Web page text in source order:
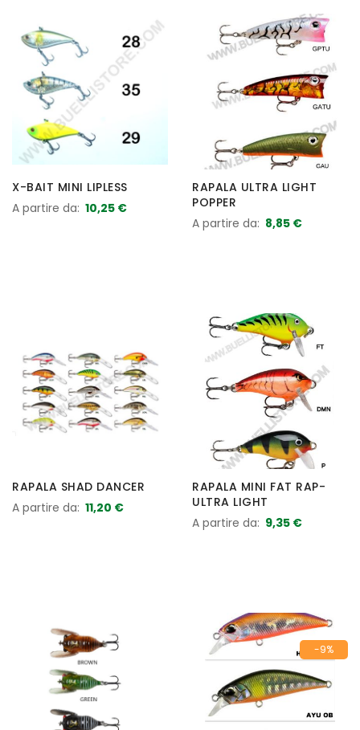
X-BAIT MINI LIPLESS
A partire da 10,25 €
RAPALA ULTRA LIGHT
POPPER
A partire da 8,85 €
RAPALA SHAD DANCER
A partire da 11,20 €
RAPALA MINI FAT RAP-
ULTRA LIGHT
A partire da 9,35 €
-9%